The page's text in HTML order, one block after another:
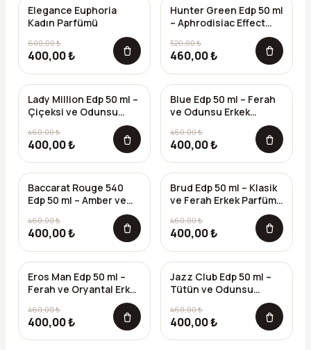
-%33
Elegance Euphoria
Kadın Parfümü
600,00 ₺
400,00 ₺
-%12
Hunter Green Edp 50 ml
– Aphrodisiac Effect
Unisex Parfüm
520,00 ₺
460,00 ₺
-%13
Lady Million Edp 50 ml –
Çiçeksi ve Odunsu
Kadın Parfümü (K-072)
460,00 ₺
400,00 ₺
-%13
Blue Edp 50 ml – Ferah
ve Odunsu Erkek
460,00 ₺
400,00 ₺
-%13
Baccarat Rouge 540
Edp 50 ml – Amber ve
Tatlı Unisex Parfümü
(U-067)
460,00 ₺
400,00 ₺
-%13
Brud Edp 50 ml – Klasik
ve Ferah Erkek Parfümü
460,00 ₺
400,00 ₺
-%13
Eros Man Edp 50 ml –
Ferah ve Oryantal Erkek
460,00 ₺
400,00 ₺
-%13
Jazz Club Edp 50 ml –
Tütün ve Odunsu
Unisex Parfümü (U-117)
460,00 ₺
400,00 ₺